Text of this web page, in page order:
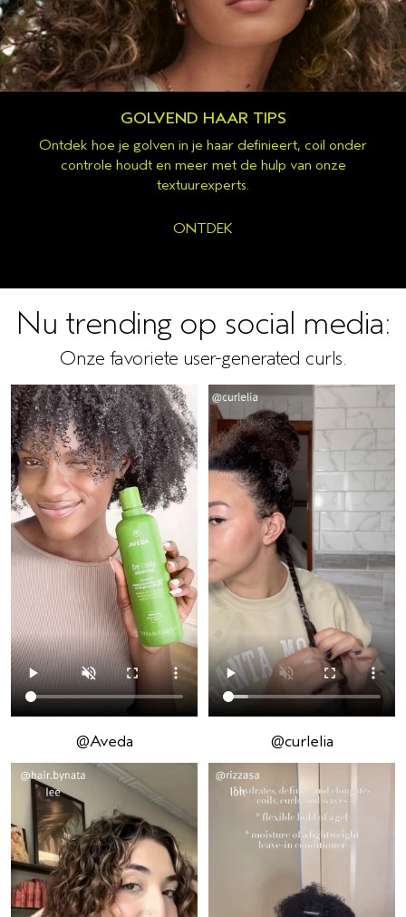
GOLVEND HAAR TIPS
Ontdek hoe je golven in je haar definieert, coil onder
controle houdt en meer met de hulp van onze
textuurexperts.
ONTDEK
Nu trending op social media:
Onze favoriete user-generated curls.
@Aveda @curlelia